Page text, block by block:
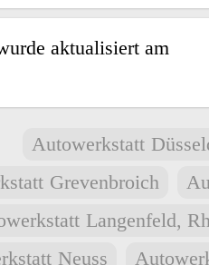
aktualisiert am
Autowerkstatt
Grevenbroich
Langenfeld,
Neuss